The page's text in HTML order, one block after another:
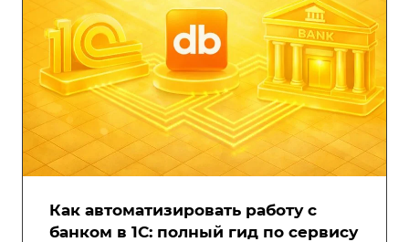
Как автоматизировать работу с
банком в 1С: полный гид по сервису